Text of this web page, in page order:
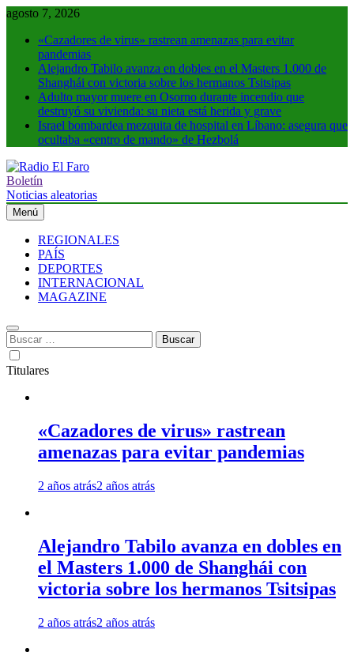
Saltar
contenido
agosto 7, 2026
«Cazadores de virus» rastrean amenazas para evitar
pandemias
Alejandro Tabilo avanza en dobles en el Masters 1.000 de
Shanghái con victoria sobre los hermanos Tsitsipas
Adulto mayor muere en Osorno durante incendio que
destruyó su vivienda: su nieta está herida y grave
Israel bombardea mezquita de hospital en Líbano: asegura que
ocultaba «centro de mando» de Hezbolá
Radio El Faro
Noticias y más
Boletín
Noticias aleatorias
Menú
REGIONALES
PAÍS
DEPORTES
INTERNACIONAL
MAGAZINE
Buscar:
Titulares
«Cazadores de virus» rastrean
amenazas para evitar pandemias
2 años atrás2 años atrás
Alejandro Tabilo avanza en dobles en
el Masters 1.000 de Shanghái con
victoria sobre los hermanos Tsitsipas
2 años atrás2 años atrás